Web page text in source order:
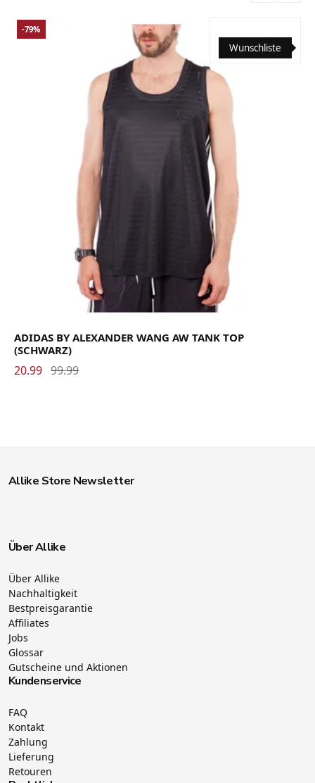
Wunschliste
-79%
ADIDAS BY ALEXANDER WANG AW TANK TOP
(SCHWARZ)
20.99 99.99
Allike Store Newsletter
Über Allike
Über Allike
Nachhaltigkeit
Bestpreisgarantie
Affiliates
Jobs
Glossar
Gutscheine und Aktionen
Kundenservice
FAQ
Kontakt
Zahlung
Lieferung
Retouren